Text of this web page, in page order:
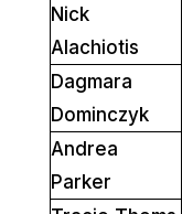
Nick
Alachiotis
Dagmara
Dominczyk
Andrea
Parker